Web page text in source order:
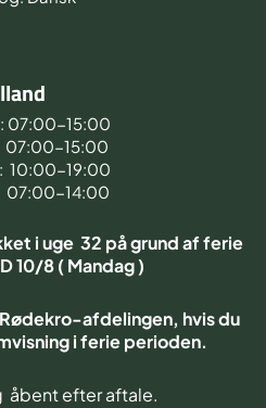
07:00-15:00
07:00-15:00
10:00-19:00
07:00-14:00
i uge 32 på grund af ferie
10/8 ( Mandag )
afdelingen, hvis du
i ferie perioden.
åbent efter aftale.